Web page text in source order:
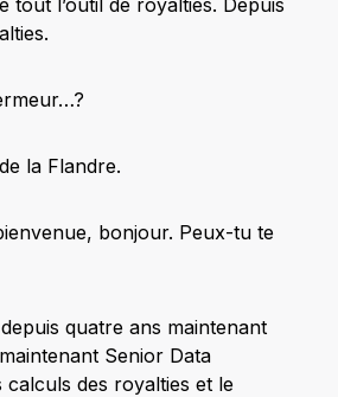
tout l’outil de royalties. Depuis
la Flandre.
bonjour. Peux-tu te
quatre ans maintenant
Senior Data
calculs des royalties et le